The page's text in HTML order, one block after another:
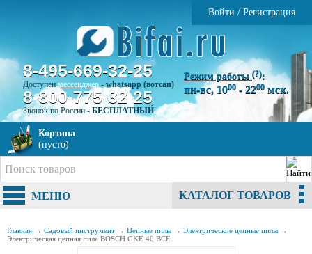
Войти / Регистрация
8-495-669-32-25
Доступенмессенджер-whatsapp (вотсап)
8-800-775-32-25
Звонок по России - БЕСПЛАТНЫЙ
Режим работы (?):
пн-вс, 1000 - 2200 мск.
Корзина
(пусто)
МЕНЮ КАТАЛОГ ТОВАРОВ
Главная → Садовый инструмент → Цепные пилы → Электрические цепные пилы →
Электрическая цепная пила BOSCH GKE 40 BCE